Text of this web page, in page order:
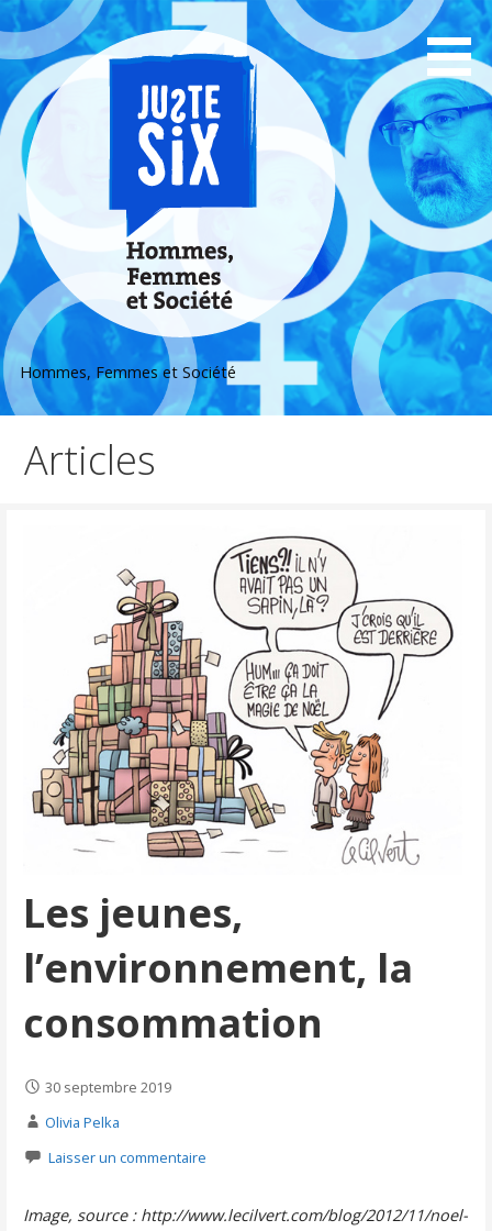
Passer
au
contenu
Hommes, Femmes et Société
Articles
Les jeunes,
l’environnement, la
consommation
30 septembre 2019
Olivia Pelka
Laisser un commentaire
Image, source : http://www.lecilvert.com/blog/2012/11/noel-